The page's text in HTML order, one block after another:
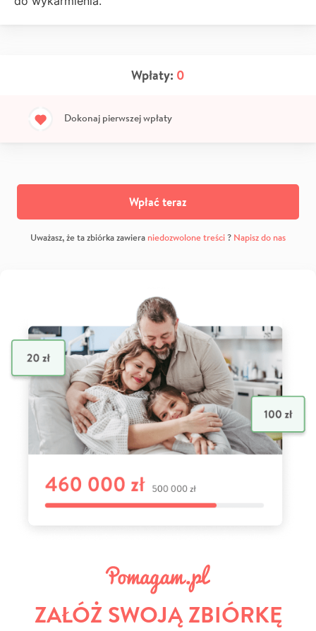
Wpłaty: 0
Dokonaj pierwszej wpłaty
Wpłać teraz
Uważasz, że ta zbiórka zawiera niedozwolone treści? Napisz do nas
ZAŁÓŻ SWOJĄ ZBIÓRKĘ